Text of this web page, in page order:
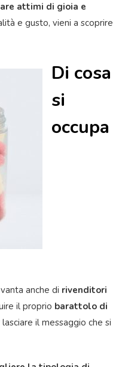
attimi di gioia e
e gusto, vieni a scoprire
Di cosa
si
occupa
anche di rivenditori
il proprio barattolo di
il messaggio che si